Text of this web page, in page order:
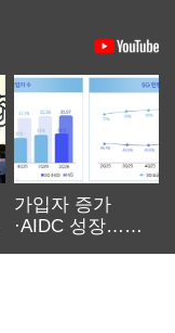
가입자 증가
·AIDC 성장…